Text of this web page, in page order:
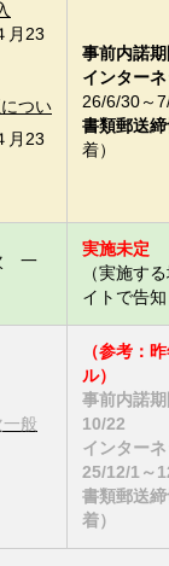
月23
つい
月23
事前内諾期
インター
26/6/30～
書類郵送締
着）
一
実施未定
（実施す
イトで告知
般
（参考：
ル）
事前内諾
10/22
インター
25/12/1～
書類郵送締
着）